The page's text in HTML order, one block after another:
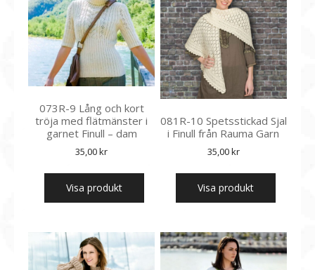
073R-9 Lång och kort
tröja med flätmänster i
garnet Finull – dam
35,00kr
Visa produkt
081R-10 Spetsstickad Sjal
i Finull från Rauma Garn
35,00kr
Visa produkt